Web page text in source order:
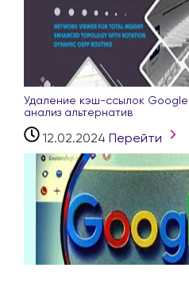
Удаление кэш-ссылок Google
анализ альтернатив
12.02.2024 Перейти